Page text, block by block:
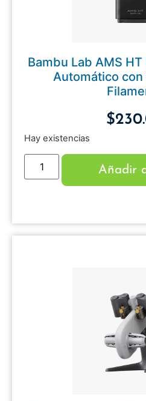
Bambu Lab AMS
Automático con
$
Hay existencias
Añadir